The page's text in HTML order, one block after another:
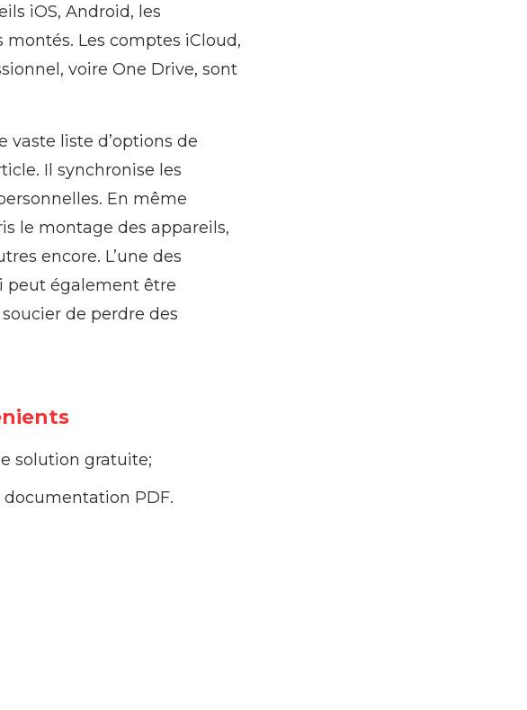
iOS, Android, les
Les comptes iCloud,
voire One Drive, sont
vaste liste d’options de
Il synchronise les
En même
le montage des appareils,
encore. L’une des
peut également être
de perdre des
solution gratuite;
documentation PDF.